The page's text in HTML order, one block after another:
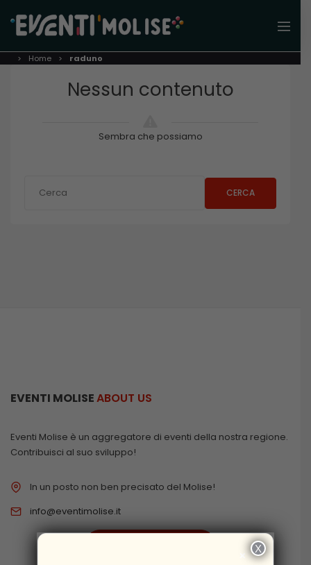
Home raduno
Nessun contenuto
Sembra che possiamo
CERCA
EVENTI MOLISEABOUT US
Eventi Molise è un aggregatore di eventi della nostra regione.
Contribuisci al suo sviluppo!
In un posto non ben precisato del Molise!
info@eventimolise.it
× X